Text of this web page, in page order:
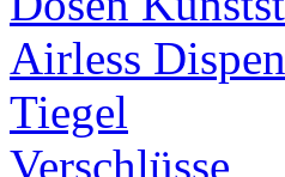
Airless
Tiegel
Verschlüsse